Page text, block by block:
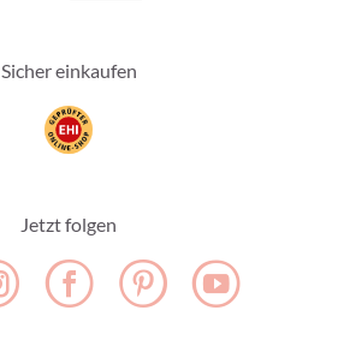
Sicher einkaufen
Jetzt folgen